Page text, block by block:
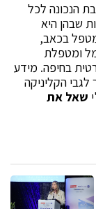
הנכונה לכל
שבהן היא
בכאב,
ומטפלת
בחיפה. מידע
הקליניקה
שאל את